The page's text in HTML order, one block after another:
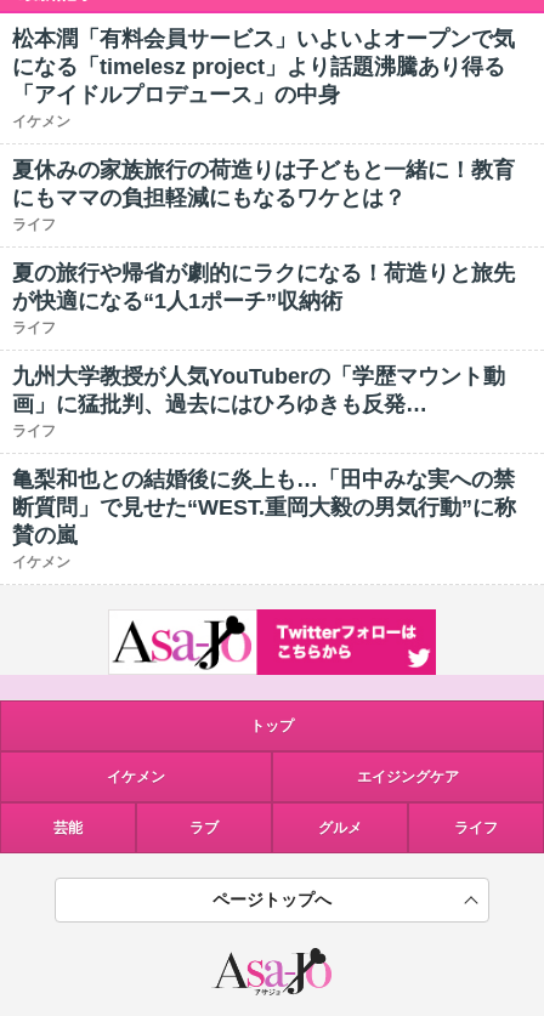
松本潤「有料会員サービス」いよいよオープンで気
になる「timelesz project」より話題沸騰あり得る
「アイドルプロデュース」の中身
イケメン
夏休みの家族旅行の荷造りは子どもと一緒に！教育
にもママの負担軽減にもなるワケとは？
ライフ
夏の旅行や帰省が劇的にラクになる！荷造りと旅先
が快適になる“1人1ポーチ”収納術
ライフ
九州大学教授が人気YouTuberの「学歴マウント動
画」に猛批判、過去にはひろゆきも反発…
ライフ
亀梨和也との結婚後に炎上も…「田中みな実への禁
断質問」で見せた“WEST.重岡大毅の男気行動”に称
賛の嵐
イケメン
トップ
イケメン エイジングケア
芸能 ラブ グルメ ライフ
ページトップへ